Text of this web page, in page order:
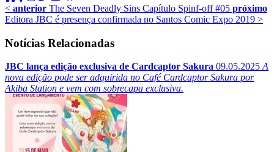
< anterior The Seven Deadly Sins Capítulo Spinf-off #05 próximo
Editora JBC é presença confirmada no Santos Comic Expo 2019 >
Notícias Relacionadas
JBC lança edição exclusiva de Cardcaptor Sakura 09.05.2025 A
nova edição pode ser adquirida no Café Cardcaptor Sakura por
Akiba Station e vem com sobrecapa exclusiva.